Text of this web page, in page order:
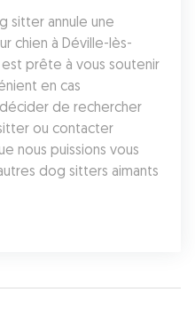
sitter annule une
chien à Déville-lès-
prête à vous soutenir
en cas
de rechercher
ou contacter
nous puissions vous
dog sitters aimants